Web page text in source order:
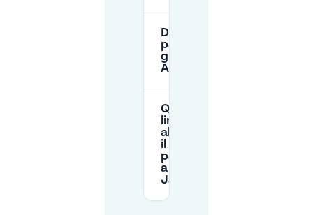
Dove posso
parcheggiare
gratis ad
Anversa?
Qual è il
limite di
altezza per
il
parcheggio
a Sint-
Jansplein?